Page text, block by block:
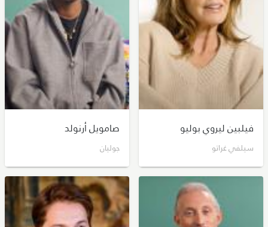
فيلبين ليروي بوليو
سيلفي غراتو
صامويل أرنولد
جوليان